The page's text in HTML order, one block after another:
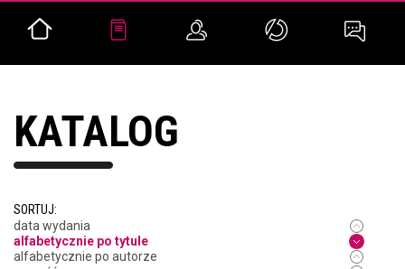
KATALOG
SORTUJ:
data wydania
alfabetycznie po tytule
alfabetycznie po autorze